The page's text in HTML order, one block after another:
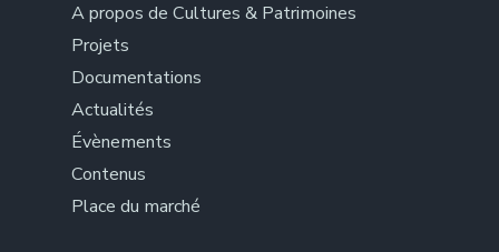
A propos de Cultures & Patrimoines
Projets
Documentations
Actualités
Évènements
Contenus
Place du marché